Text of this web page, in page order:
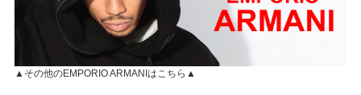
▲その他のEMPORIO ARMANIはこちら▲